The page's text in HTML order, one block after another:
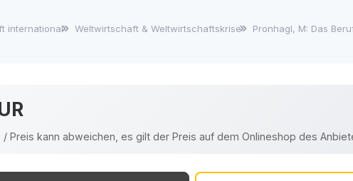
international Weltwirtschaft & Weltwirtschaftskrise Pronhagl, M: Das
/ Preis kann abweichen, es gilt der Preis auf dem Onlineshop des